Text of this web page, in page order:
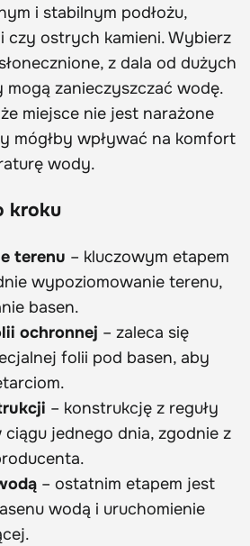
i stabilnym podłożu,
czy ostrych kamieni. Wybierz
z dala od dużych
mogą zanieczyszczać wodę.
miejsce nie jest narażone
mógłby wpływać na komfort
wody.
kroku
terenu – kluczowym etapem
wypoziomowanie terenu,
basen.
ochronnej – zaleca się
folii pod basen, aby
– konstrukcję z reguły
ciągu jednego dnia, zgodnie z
– ostatnim etapem jest
wodą i uruchomienie